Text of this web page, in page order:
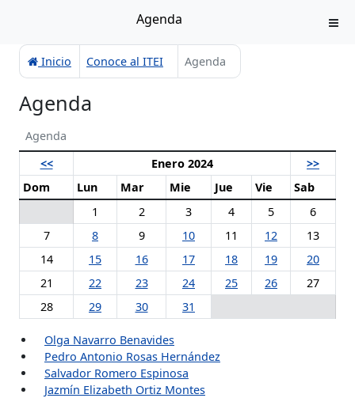
Agenda
Inicio Conoce al ITEI Agenda
Agenda
Agenda
<<
Enero 2024
>>
Dom
Lun Mar Mie Jue Vie
Sab
1
2 3 4 5
6
7
8 9 10 11 12
13
14
15 16 17 18 19
20
21
22 23 24 25 26
27
28
29 30 31
Olga Navarro Benavides
Pedro Antonio Rosas Hernández
Salvador Romero Espinosa
Jazmín Elizabeth Ortiz Montes